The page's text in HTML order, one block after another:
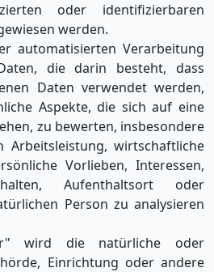
oder identifizierbaren
werden.
automatisierten Verarbeitung
die darin besteht, dass
Daten verwendet werden,
Aspekte, die sich auf eine
zu bewerten, insbesondere
Arbeitsleistung, wirtschaftliche
Vorlieben, Interessen,
Aufenthaltsort oder
Person zu analysieren
wird die natürliche oder
Einrichtung oder andere